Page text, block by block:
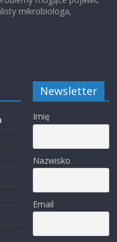
mikrobiologa,
Newsletter
Imię
Nazwisko
Email